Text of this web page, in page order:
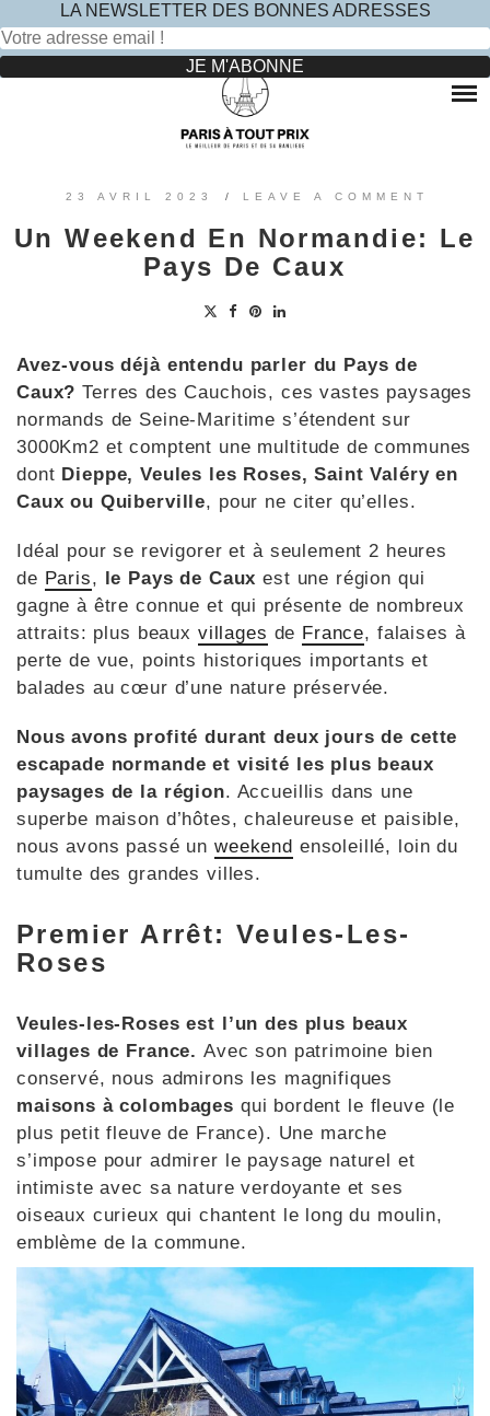
Rechercher :
Skip
OÙ MANGER DANS LE MARAIS ?
OÙ MANGER DANS PARIS 5 -ÈME ?
OÙ MANGER DANS LE 15ÈME ?
?
SORTIES ENFANTS
PARCS ATTRACTION BANLIEUE
23 AVRIL 2023 / LEAVE A COMMENT
Un Weekend En Normandie: Le
Pays De Caux
Avez-vous déjà entendu parler du Pays de
Caux? Terres des Cauchois, ces vastes paysages
normands de Seine-Maritime s’étendent sur
3000Km2 et comptent une multitude de communes
dont Dieppe, Veules les Roses, Saint Valéry en
Caux ou Quiberville, pour ne citer qu’elles.
Idéal pour se revigorer et à seulement 2 heures
de Paris, le Pays de Caux est une région qui
gagne à être connue et qui présente de nombreux
attraits: plus beaux villages de France, falaises à
perte de vue, points historiques importants et
balades au cœur d’une nature préservée.
Nous avons profitédurant deux jours de cette
escapade normande et visité les plus beaux
paysages de la région. Accueillis dans une
superbe maison d’hôtes, chaleureuse et paisible,
nous avons passé unweekend ensoleillé, loin du
tumulte des grandes villes.
Premier Arrêt: Veules-Les-
Roses
Veules-les-Roses est l’un des plus beaux
villages de France.Avec son patrimoine bien
conservé, nous admirons les magnifiques
maisons à colombages qui bordent le fleuve (le
plus petit fleuve de France). Une marche
s’impose pour admirer le paysage naturel et
intimiste avec sa nature verdoyante et ses
oiseaux curieux qui chantent le long du moulin,
emblème de la commune.
LA NEWSLETTER DES BONNES ADRESSES